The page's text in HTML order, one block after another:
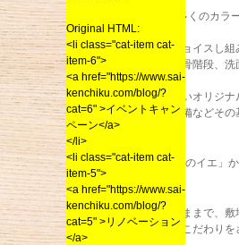
5種類の外観、多くのカラ
からお客様の
好みのものをチョイスし組
オリジナルの鉄骨階段、
具など、
他の住宅にはないオリジナ
断熱性や住宅設備などその
さも好評です。
また、「1340万のイエ」
基本性能はそのままで、敷
お客様の好みやこだわりを
Original HTML:
<li class="cat-item cat-
item-6">
<a href="https://www.sai-
kenchiku.com/blog/?
cat=6" >イベントキャン
ペーン</a>
</li>
<li class="cat-item cat-
item-5">
<a href="https://www.sai-
kenchiku.com/blog/?
cat=5" >リノベーション
</a>